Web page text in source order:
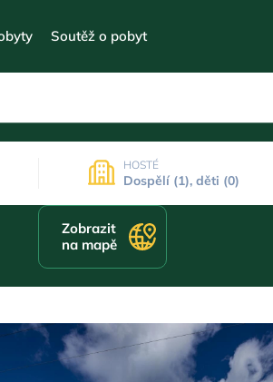
Soutěž o pobyt
HOSTÉ
Dospělí (1), děti (0)
Zobrazit
na mapě